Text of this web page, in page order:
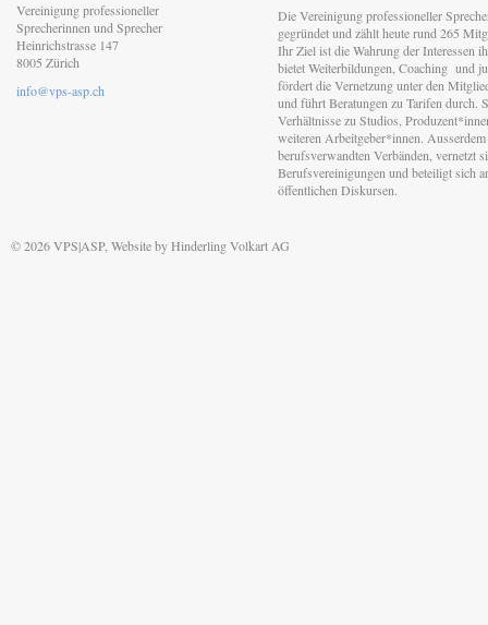
Vereinigung professioneller
Sprecherinnen und Sprecher
Heinrichstrasse 147
8005 Zürich
info@vps-asp.ch
Die Vereinigung professioneller
gegründet und zählt heute rund 265
Ihr Ziel ist die Wahrung der Interessen
bietet Weiterbildungen, Coaching und
fördert die Vernetzung unter den
und führt Beratungen zu Tarifen durch.
Verhältnisse zu Studios,
weiteren Arbeitgeber*innen.
berufsverwandten Verbänden, vernetzt
Berufsvereinigungen und beteiligt sich
öffentlichen Diskursen.
© 2026 VPS|ASP, Website byHinderling Volkart AG